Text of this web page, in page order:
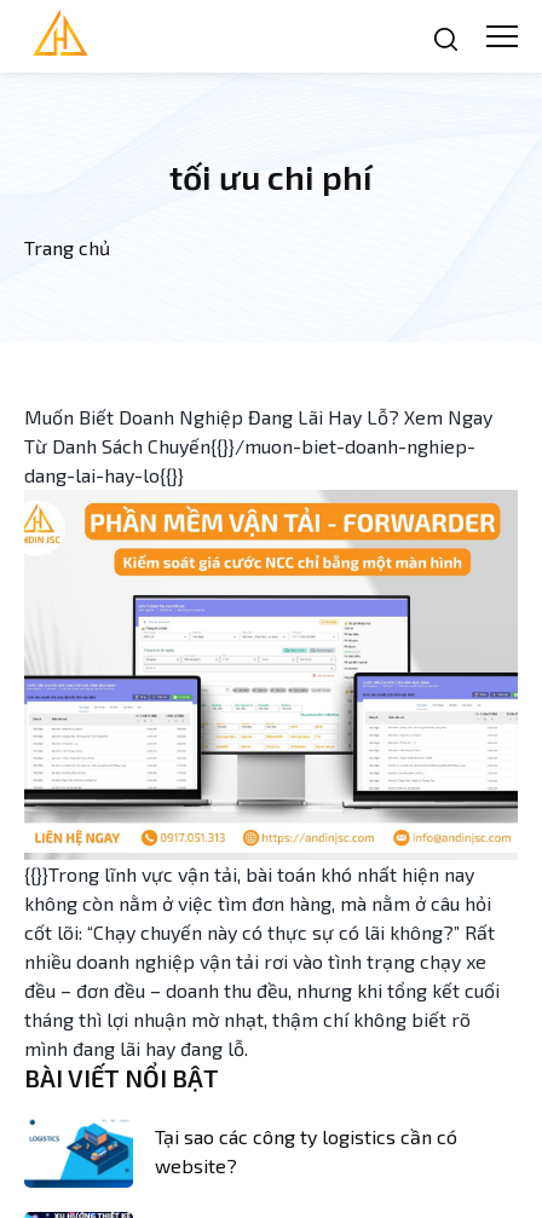
Nhảy đến nội dung
tối ưu chi phí
Bạn đang ở đây
Trang chủ
Muốn Biết Doanh Nghiệp Đang Lãi Hay Lỗ? Xem Ngay
Từ Danh Sách Chuyến{{}}/muon-biet-doanh-nghiep-
dang-lai-hay-lo{{}}
{{}}Trong lĩnh vực vận tải, bài toán khó nhất hiện nay
không còn nằm ở việc tìm đơn hàng, mà nằm ở câu hỏi
cốt lõi: “Chạy chuyến này có thực sự có lãi không?” Rất
nhiều doanh nghiệp vận tải rơi vào tình trạng chạy xe
đều – đơn đều – doanh thu đều, nhưng khi tổng kết cuối
tháng thì lợi nhuận mờ nhạt, thậm chí không biết rõ
mình đang lãi hay đang lỗ.
BÀI VIẾT NỔI BẬT
Tại sao các công ty logistics cần có
website?